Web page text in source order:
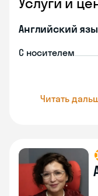
Английский
С носителем
Читать